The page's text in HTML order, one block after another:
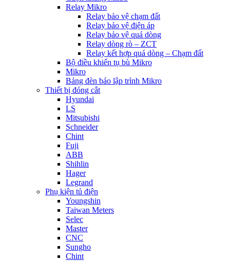
Relay Mikro
Relay bảo vệ chạm đất
Relay bảo vệ điện áp
Relay bảo vệ quá dòng
Relay dòng rò – ZCT
Relay kết hợp quá dòng – Chạm đất
Bộ điều khiển tụ bù Mikro
Mikro
Bảng đèn báo lập trình Mikro
Thiết bị đóng cắt
Hyundai
LS
Mitsubishi
Schneider
Chint
Fuji
ABB
Shihlin
Hager
Legrand
Phụ kiện tủ điện
Youngshin
Taiwan Meters
Selec
Master
CNC
Sungho
Chint